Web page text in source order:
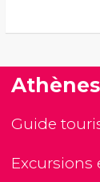
Athènes
Guide
Excursions